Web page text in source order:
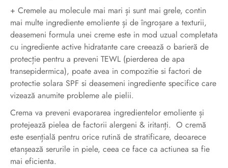
+ Cremele au molecule mai mari și sunt mai grele, contin
mai multe ingrediente emoliente și de îngroșare a texturii,
deasemeni formula unei creme este in mod uzual completata
cu ingrediente active hidratante care creează o barieră de
protecție pentru a preveni TEWL (pierderea de apa
transepidermica), poate avea in compozitie si factori de
protectie solara SPF si deasemeni ingrediente specifice care
vizează anumite probleme ale pielii.
Crema va preveni evaporarea ingredientelor emoliente și
protejează pielea de factorii alergeni & iritanți. O cremă
este esențială pentru orice rutină de stratificare, deoarece
etanșează serurile in piele, ceea ce face ca actiunea sa fie
mai eficienta.